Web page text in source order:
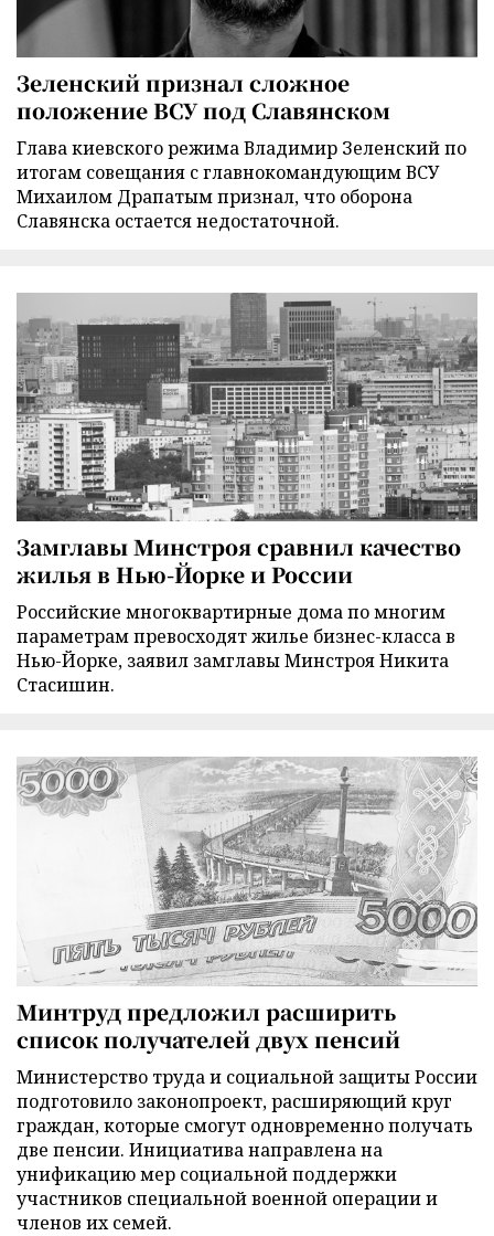
Зеленский признал сложное
положение ВСУ под Славянском
Глава киевского режима Владимир Зеленский по
итогам совещания с главнокомандующим ВСУ
Михаилом Драпатым признал, что оборона
Славянска остается недостаточной.
Замглавы Минстроя сравнил качество
жилья в Нью-Йорке и России
Российские многоквартирные дома по многим
параметрам превосходят жилье бизнес-класса в
Нью-Йорке, заявил замглавы Минстроя Никита
Стасишин.
Минтруд предложил расширить
список получателей двух пенсий
Министерство труда и социальной защиты России
подготовило законопроект, расширяющий круг
граждан, которые смогут одновременно получать
две пенсии. Инициатива направлена на
унификацию мер социальной поддержки
участников специальной военной операции и
членов их семей.